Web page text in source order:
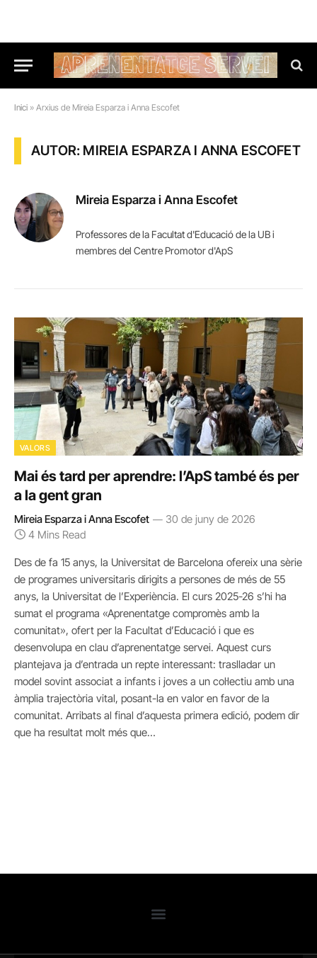
Inici » Arxius de Mireia Esparza i Anna Escofet
AUTOR: MIREIA ESPARZA I ANNA ESCOFET
Mireia Esparza i Anna Escofet
Professores de la Facultat d'Educació de la UB i
membres del Centre Promotor d'ApS
VALORS
Mai és tard per aprendre: l’ApS també és per
a la gent gran
Mireia Esparza i Anna Escofet
30 de juny de 2026
4 Mins Read
Des de fa 15 anys, la Universitat de Barcelona ofereix una sèrie
de programes universitaris dirigits a persones de més de 55
anys, la Universitat de l’Experiència. El curs 2025-26 s’hi ha
sumat el programa «Aprenentatge compromès amb la
comunitat», ofert per la Facultat d’Educació i que es
desenvolupa en clau d’aprenentatge servei. Aquest curs
plantejava ja d’entrada un repte interessant: traslladar un
model sovint associat a infants i joves a un col·lectiu amb una
àmplia trajectòria vital, posant-la en valor en favor de la
comunitat. Arribats al final d’aquesta primera edició, podem dir
que ha resultat molt més que…